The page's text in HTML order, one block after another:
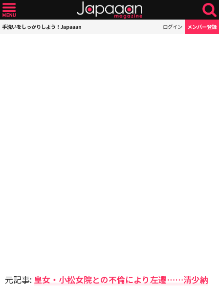
手洗いをしっかりしよう！Japaaan ログイン メンバー登録
元記事: 皇女・小松女院との不倫により左遷……清少納